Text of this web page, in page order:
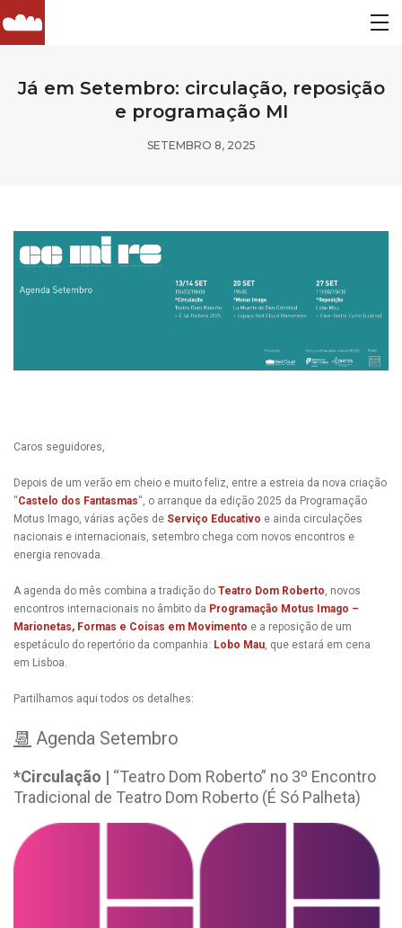
Já em Setembro: circulação, reposição
e programação MI
SETEMBRO 8, 2025
Caros seguidores,
Depois de um verão em cheio e muito feliz, entre a estreia da nova criação
“Castelo dos Fantasmas“, o arranque da edição 2025 da Programação
Motus Imago, várias ações de Serviço Educativo e ainda circulações
nacionais e internacionais, setembro chega com novos encontros e
energia renovada.
A agenda do mês combina a tradição do Teatro Dom Roberto , novos
encontros internacionais no âmbito da Programação Motus Imago –
Marionetas, Formas e Coisas em Movimento e a reposição de um
espetáculo do repertório da companhia: Lobo Mau , que estará em cena
em Lisboa.
Partilhamos aqui todos os detalhes:
📆 Agenda Setembro
*Circulação | “Teatro Dom Roberto” no 3º Encontro
Tradicional de Teatro Dom Roberto (É Só Palheta)